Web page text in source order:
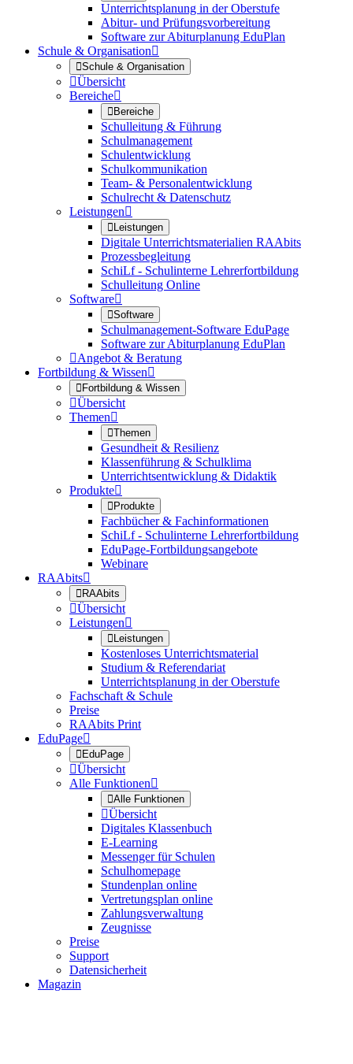
Unterrichtsplanung in der Oberstufe
Abitur- und Prüfungsvorbereitung
Software zur Abiturplanung EduPlan
Schule & Organisation
Schule & Organisation
Übersicht
Bereiche
Bereiche
Schulleitung & Führung
Schulmanagement
Schulentwicklung
Schulkommunikation
Team- & Personalentwicklung
Schulrecht & Datenschutz
Leistungen
Leistungen
Digitale Unterrichtsmaterialien RAAbits
Prozessbegleitung
SchiLf - Schulinterne Lehrerfortbildung
Schulleitung Online
Software
Software
Schulmanagement-Software EduPage
Software zur Abiturplanung EduPlan
Angebot & Beratung
Fortbildung & Wissen
Fortbildung & Wissen
Übersicht
Themen
Themen
Gesundheit & Resilienz
Klassenführung & Schulklima
Unterrichtsentwicklung & Didaktik
Produkte
Produkte
Fachbücher & Fachinformationen
SchiLf - Schulinterne Lehrerfortbildung
EduPage-Fortbildungsangebote
Webinare
RAAbits
RAAbits
Übersicht
Leistungen
Leistungen
Kostenloses Unterrichtsmaterial
Studium & Referendariat
Unterrichtsplanung in der Oberstufe
Fachschaft & Schule
Preise
RAAbits Print
EduPage
EduPage
Übersicht
Alle Funktionen
Alle Funktionen
Übersicht
Digitales Klassenbuch
E-Learning
Messenger für Schulen
Schulhomepage
Stundenplan online
Vertretungsplan online
Zahlungsverwaltung
Zeugnisse
Preise
Support
Datensicherheit
Magazin